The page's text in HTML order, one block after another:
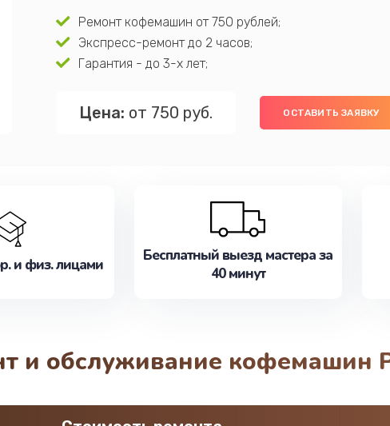
Ремонт кофемашин от 750 рублей;
Экспресс-ремонт до 2 часов;
Гарантия - до 3-х лет;
Цена: от 750 руб. ОСТАВИТЬ ЗАЯВКУ
и физ. лицами
Бесплатный выезд мастера за
40 минут
и обслуживание кофемашин